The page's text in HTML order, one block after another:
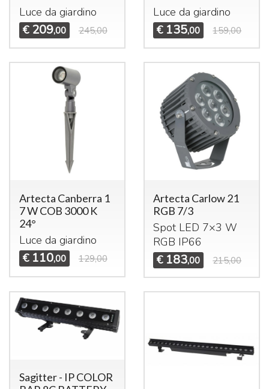
Luce da giardino
€ 209,00 245,00
Luce da giardino
€ 135,00 159,00
Artecta Canberra 1
7 W COB 3000 K
24°
Luce da giardino
€ 110,00 129,00
Artecta Carlow 21
RGB 7/3
Spot LED 7×3 W
RGB IP66
€ 183,00 215,00
Sagitter - IP COLOR